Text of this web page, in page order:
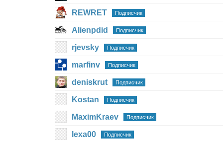
REWRET Подписчик
Alienpdid Подписчик
rjevsky Подписчик
marfinv Подписчик
deniskrut Подписчик
Kostan Подписчик
MaximKraev Подписчик
lexa00 Подписчик